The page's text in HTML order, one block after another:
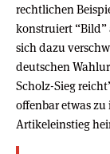
rechtlichen
konstruiert “Bild”
sich dazu
deutschen
Scholz-Sieg
offenbar etwas
Artikeleinstieg